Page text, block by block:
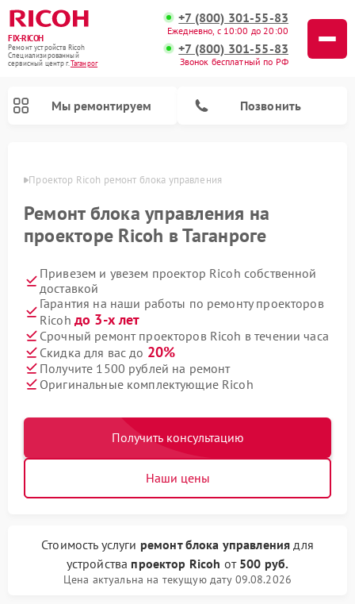
FIX-RICOH
Ремонт устройств Ricoh
Специализированный
cервисный центр г.Таганрог
+7 (800) 301-55-83
Ежедневно, с 10:00 до 20:00
+7 (800) 301-55-83
Звонок бесплатный по РФ
Мы ремонтируем Позвонить
Проектор Ricoh ремонт блока управления
Ремонт блока управления на
проекторе Ricoh в Таганроге
Привезем и увезем проектор Ricoh собственной
доставкой
Гарантия на наши работы по ремонту проекторов
Ricoh до 3-х лет
Срочный ремонт проекторов Ricoh в течении часа
Скидка для вас до 20%
Получите 1500 рублей на ремонт
Оригинальные комплектующие Ricoh
Получить консультацию
Наши цены
Стоимость услуги ремонт блока управления для
устройства проектор Ricoh от 500 руб.
Цена актуальна на текущую дату 09.08.2026